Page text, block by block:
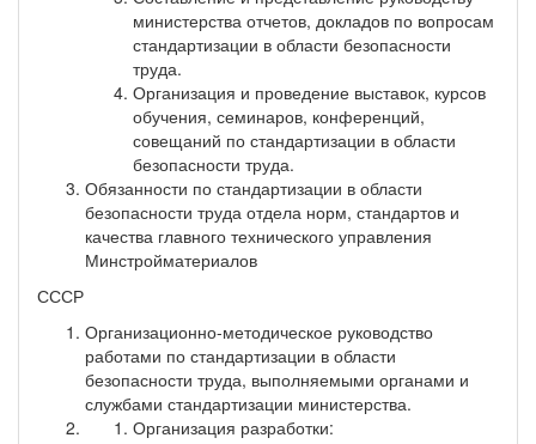
министерства отчетов, докладов по вопросам
стандартизации в области безопасности
труда.
Организация и проведение выставок, курсов
обучения, семинаров, конференций,
совещаний по стандартизации в области
безопасности труда.
Обязанности по стандартизации в области
безопасности труда отдела норм, стандартов и
качества главного технического управления
Минстройматериалов
СССР
Организационно-методическое руководство
работами по стандартизации в области
безопасности труда, выполняемыми органами и
службами стандартизации министерства.
Организация разработки: